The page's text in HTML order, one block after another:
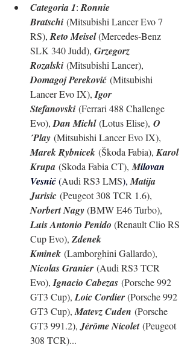
Categoria 1: Ronnie
Bratschi (Mitsubishi Lancer Evo 7
RS), Reto Meisel (Mercedes-Benz
SLK 340 Judd), Grzegorz
Rozalski (Mitsubishi Lancer),
Domagoj Pereković (Mitsubishi
Lancer Evo IX), Igor
Stefanovski (Ferrari 488 Challenge
Evo), Dan Michl (Lotus Elise), O
´Play (Mitsubishi Lancer Evo IX),
Marek Rybnicek (Škoda Fabia), Karol
Krupa (Skoda Fabia CT), Milovan
Vesnić (Audi RS3 LMS), Matija
Jurisic (Peugeot 308 TCR 1.6),
Norbert Nagy (BMW E46 Turbo),
Luis Antonio Penido (Renault Clio RS
Cup Evo), Zdenek
Kminek (Lamborghini Gallardo),
Nicolas Granier (Audi RS3 TCR
Evo), Ignacio Cabezas (Porsche 992
GT3 Cup), Loic Cordier (Porsche 992
GT3 Cup), Matevz Cuden (Porsche
GT3 991.2), Jérôme Nicolet (Peugeot
308 TCR)...